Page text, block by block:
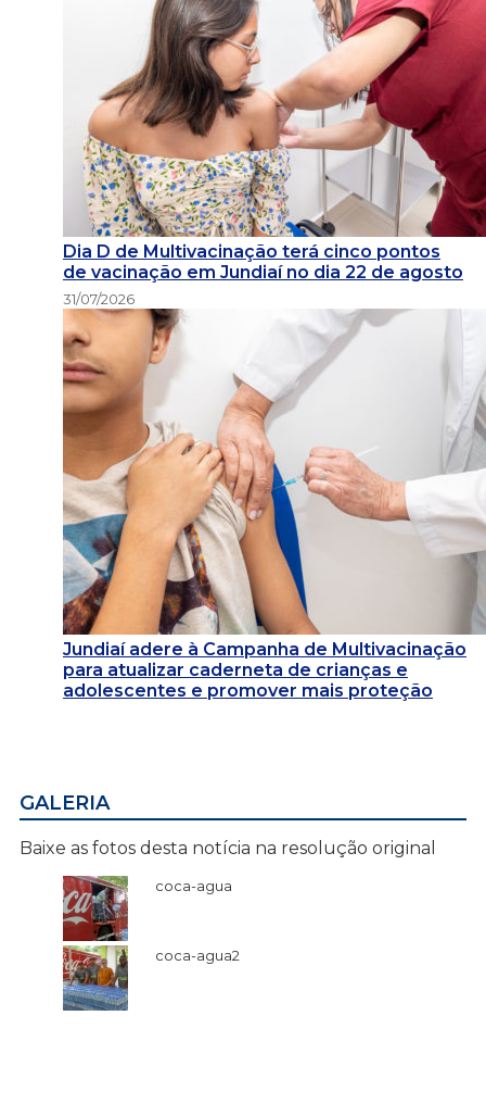
Dia D de Multivacinação terá cinco pontos
de vacinação em Jundiaí no dia 22 de agosto
31/07/2026
Jundiaí adere à Campanha de Multivacinação
para atualizar caderneta de crianças e
adolescentes e promover mais proteção
GALERIA
Baixe as fotos desta notícia na resolução original
coca-agua
coca-agua2